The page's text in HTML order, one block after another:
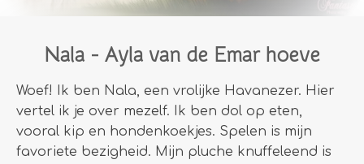
Nala - Ayla van de Emar hoeve
Woef! Ik ben Nala, een vrolijke Havanezer. Hier
vertel ik je over mezelf. Ik ben dol op eten,
vooral kip en hondenkoekjes. Spelen is mijn
favoriete bezigheid. Mijn pluche knuffeleend is